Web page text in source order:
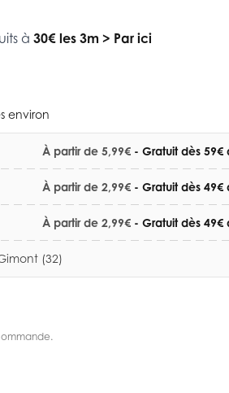
à 30€ les 3m > Par ici
environ
À partir de 5,99€ - Gratuit dès 59€
À partir de 2,99€ - Gratuit dès 49€
À partir de 2,99€ - Gratuit dès 49€
(32)